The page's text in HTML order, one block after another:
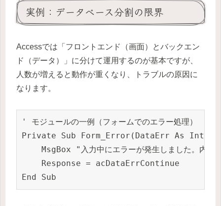
実例：データベース分割の限界
Accessでは「フロントエンド（画面）とバックエン
ド（データ）」に分けて運用するのが基本ですが、
人数が増えると動作が重くなり、トラブルの原因に
なります。
' モジュールの一例（フォームでのエラー処理）
Private Sub Form_Error(DataErr As
MsgBox "入力中にエラーが発生しました。内
    Response = acDataErrContinue